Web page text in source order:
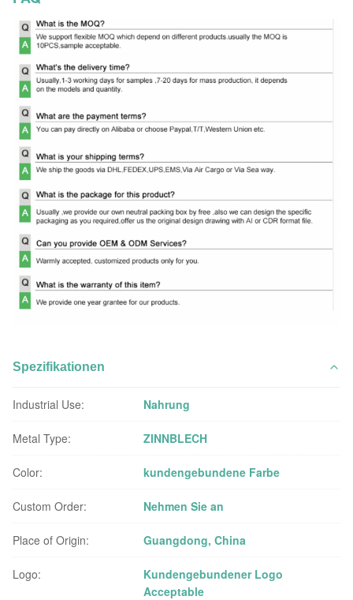
Spezifikationen
Industrial Use: Nahrung
Metal Type: ZINNBLECH
Color: kundengebundene Farbe
Custom Order: Nehmen Sie an
Place of Origin: Guangdong, China
Logo:
Kundengebundener Logo
Acceptable